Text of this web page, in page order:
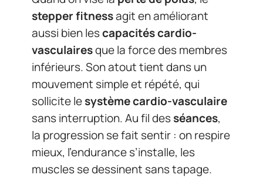
stepper fitnessagit en améliorant
aussi bien lescapacités cardio-
vasculairesque la force des membres
inférieurs. Son atout tient dans un
mouvement simple et répété, qui
sollicite lesystème cardio-vasculaire
sans interruption. Au fil desséances,
la progression se fait sentir : on respire
mieux, l’endurance s’installe, les
muscles se dessinent sans tapage.